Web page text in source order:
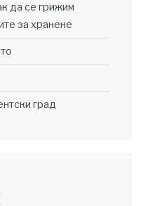
да се грижим
за хранене
град